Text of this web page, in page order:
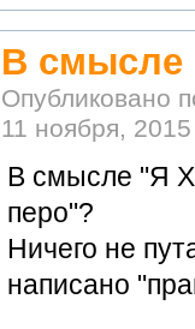
В смысле
Опубликовано
11 ноября,
В смысле "Я
перо"?
Ничего не
написано